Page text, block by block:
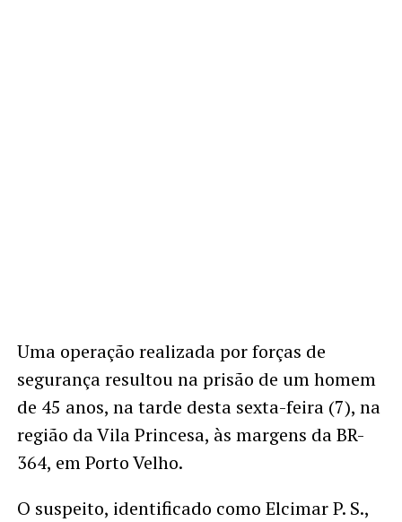
Uma operação realizada por forças de
segurança resultou na prisão de um homem
de 45 anos, na tarde desta sexta-feira (7), na
região da Vila Princesa, às margens da BR-
364, em Porto Velho.
O suspeito, identificado como Elcimar P. S.,